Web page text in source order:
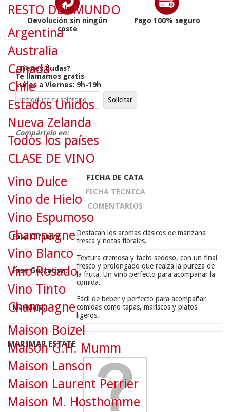
Devolución sin ningún
coste
Pago 100% seguro
¿Tienes dudas?
Te llamamos gratis
Lunes a Viernes: 9h-19h
Compártelo en:
FICHA DE CATA
FICHA TÉCNICA
COMENTARIOS
Fase Olfativa:
Destacan los aromas clásicos de manzana
fresca y notas florales.
Fase Gustativa:
Textura cremosa y tacto sedoso, con un final
fresco y prolongado que realza la pureza de
la fruta. Un vino perfecto para acompañar la
comida.
Maridaje:
Fácil de beber y perfecto para acompañar
comidas como tapas, mariscos y platos
ligeros.
MARIMAR ESTATE
RESTO DEL MUNDO
Argentina
Australia
Canadá
Chile
Estados Unidos
Nueva Zelanda
Todos los países
CLASE DE VINO
Vino Dulce
Vino de Hielo
Vino Espumoso
Champagne
Vino Blanco
Vino Rosado
Vino Tinto
Champagne
Maison Boizel
Maison G.H. Mumm
Maison Lanson
Maison Laurent Perrier
Maison M. Hosthomme